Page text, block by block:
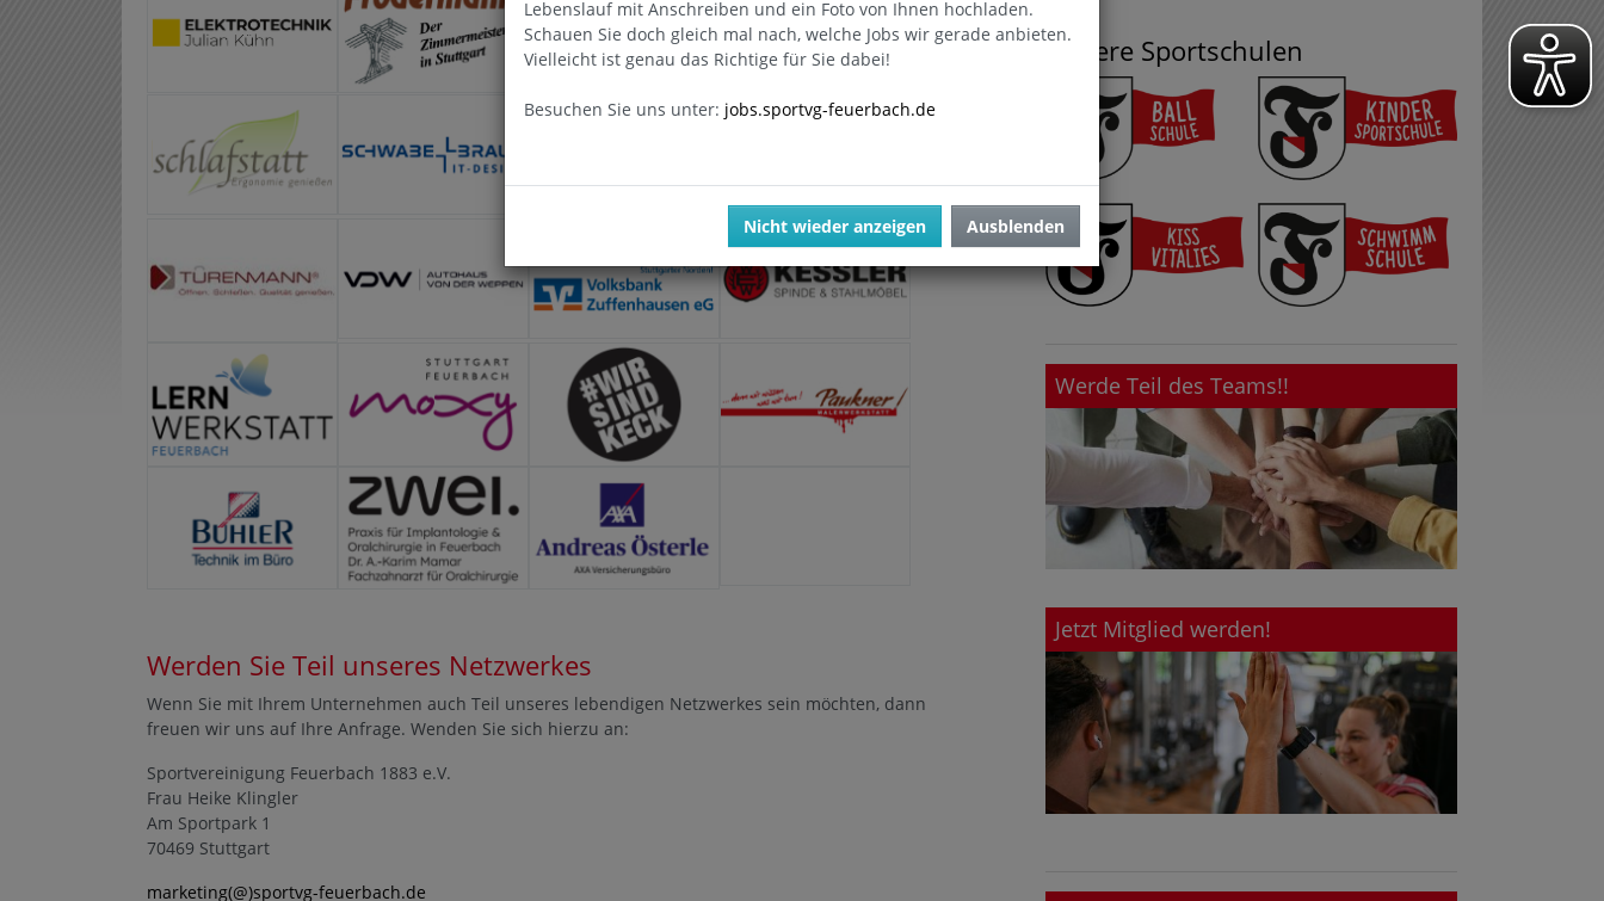
Werden Sie Teil unseres Netzwerkes
Wenn Sie mit Ihrem Unternehmen auch Teil unseres lebendigen Netzwerkes sein möchten, dann
freuen wir uns auf Ihre Anfrage. Wenden Sie sich hierzu an:
Sportvereinigung Feuerbach 1883 e.V.
Frau Heike Klingler
Am Sportpark 1
70469 Stuttgart
marketing(@)sportvg-feuerbach.de
Unsere Sportschulen
Werde Teil des Teams!!
Jetzt Mitglied werden!
Lebenslauf mit Anschreiben und ein Foto von Ihnen hochladen.
Schauen Sie doch gleich mal nach, welche Jobs wir gerade anbieten.
Vielleicht ist genau das Richtige für Sie dabei!
Besuchen Sie uns unter: jobs.sportvg-feuerbach.de
Nicht wieder anzeigen Ausblenden